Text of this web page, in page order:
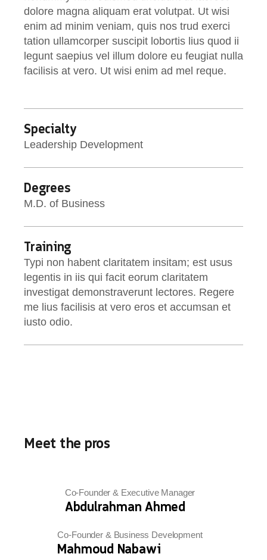
dolore magna aliquam erat volutpat. Ut wisi
enim ad minim veniam, quis nos trud exerci
tation ullamcorper suscipit lobortis lius quod ii
legunt saepius vel illum dolore eu feugiat nulla
facilisis at vero. Ut wisi enim ad mel reque.
Specialty
Leadership Development
Degrees
M.D. of Business
Training
Typi non habent claritatem insitam; est usus
legentis in iis qui facit eorum claritatem
investigat demonstraverunt lectores. Regere
me lius facilisis at vero eros et accumsan et
iusto odio.
Meet the pros
Co-Founder & Executive Manager
Abdulrahman Ahmed
Co-Founder & Business Development
Mahmoud Nabawi